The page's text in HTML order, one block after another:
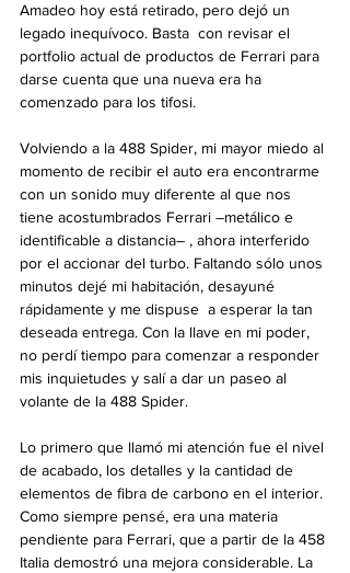
Amadeo hoy está retirado, pero dejó un
legado inequívoco. Basta  con revisar el
portfolio actual de productos de Ferrari para
darse cuenta que una nueva era ha
comenzado para los tifosi.
Volviendo a la 488 Spider, mi mayor miedo al
momento de recibir el auto era encontrarme
con un sonido muy diferente al que nos
tiene acostumbrados Ferrari –metálico e
identificable a distancia– , ahora interferido
por el accionar del turbo. Faltando sólo unos
minutos dejé mi habitación, desayuné
rápidamente y me dispuse  a esperar la tan
deseada entrega. Con la llave en mi poder,
no perdí tiempo para comenzar a responder
mis inquietudes y salí a dar un paseo al
volante de la 488 Spider.
Lo primero que llamó mi atención fue el nivel
de acabado, los detalles y la cantidad de
elementos de fibra de carbono en el interior.
Como siempre pensé, era una materia
pendiente para Ferrari, que a partir de la 458
Italia demostró una mejora considerable. La